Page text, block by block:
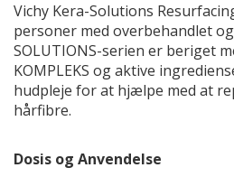
Vichy Kera-Solutions
personer med overbehandlet og
SOLUTIONS-serien er beriget
KOMPLEKS og aktive
hudpleje for at hjælpe med at
hårfibre.
Dosis og Anvendelse